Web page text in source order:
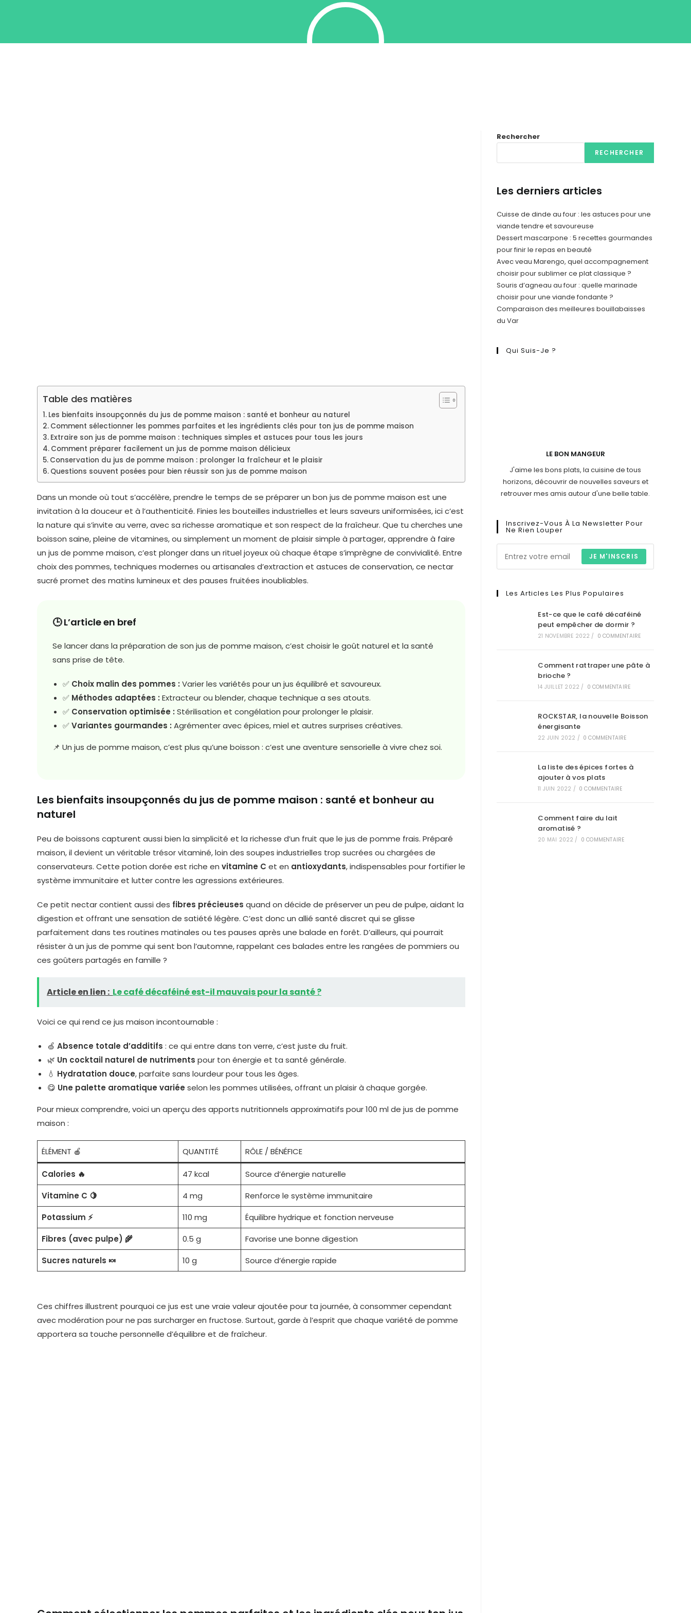
Table des matières
Les bienfaits insoupçonnés du jus de pomme maison : santé et bonheur au naturel
Comment sélectionner les pommes parfaites et les ingrédients clés pour ton jus de pomme maison
Extraire son jus de pomme maison : techniques simples et astuces pour tous les jours
Comment préparer facilement un jus de pomme maison délicieux
Conservation du jus de pomme maison : prolonger la fraîcheur et le plaisir
Questions souvent posées pour bien réussir son jus de pomme maison
Dans un monde où tout s’accélère, prendre le temps de se préparer un bon jus de pomme maison est une
invitation à la douceur et à l’authenticité. Finies les bouteilles industrielles et leurs saveurs uniformisées, ici c’est
la nature qui s’invite au verre, avec sa richesse aromatique et son respect de la fraîcheur. Que tu cherches une
boisson saine, pleine de vitamines, ou simplement un moment de plaisir simple à partager, apprendre à faire
un jus de pomme maison, c’est plonger dans un rituel joyeux où chaque étape s’imprègne de convivialité. Entre
choix des pommes, techniques modernes ou artisanales d’extraction et astuces de conservation, ce nectar
sucré promet des matins lumineux et des pauses fruitées inoubliables.
🕒 L’article en bref
Se lancer dans la préparation de son jus de pomme maison, c’est choisir le goût naturel et la santé
sans prise de tête.
✅ Choix malin des pommes : Varier les variétés pour un jus équilibré et savoureux.
✅ Méthodes adaptées : Extracteur ou blender, chaque technique a ses atouts.
✅ Conservation optimisée : Stérilisation et congélation pour prolonger le plaisir.
✅Variantes gourmandes : Agrémenter avec épices, miel et autres surprises créatives.
📌 Un jus de pomme maison, c’est plus qu’une boisson : c’est une aventure sensorielle à vivre chez soi.
Les bienfaits insoupçonnés du jus de pomme maison : santé et bonheur au
naturel
Peu de boissons capturent aussi bien la simplicité et la richesse d’un fruit que le jus de pomme frais. Préparé
maison, il devient un véritable trésor vitaminé, loin des soupes industrielles trop sucrées ou chargées de
conservateurs. Cette potion dorée est riche en vitamine C et en antioxydants, indispensables pour fortifier le
système immunitaire et lutter contre les agressions extérieures.
Ce petit nectar contient aussi des fibres précieuses quand on décide de préserver un peu de pulpe, aidant la
digestion et offrant une sensation de satiété légère. C’est donc un allié santé discret qui se glisse
parfaitement dans tes routines matinales ou tes pauses après une balade en forêt. D’ailleurs, qui pourrait
résister à un jus de pomme qui sent bon l’automne, rappelant ces balades entre les rangées de pommiers ou
ces goûters partagés en famille ?
Article en lien : Le café décaféiné est-il mauvais pour la santé ?
Voici ce qui rend ce jus maison incontournable :
🍏 Absence totale d’additifs : ce qui entre dans ton verre, c’est juste du fruit.
🌿 Un cocktail naturel de nutriments pour ton énergie et ta santé générale.
💧 Hydratation douce, parfaite sans lourdeur pour tous les âges.
😋 Une palette aromatique variée selon les pommes utilisées, offrant un plaisir à chaque gorgée.
Pour mieux comprendre, voici un aperçu des apports nutritionnels approximatifs pour 100 ml de jus de pomme
maison :
ÉLÉMENT 🍎 QUANTITÉ RÔLE / BÉNÉFICE
Calories 🔥 47 kcal
Source d’énergie naturelle
Vitamine C 🍋
4 mg
Renforce le système immunitaire
Potassium ⚡
110 mg
Équilibre hydrique et fonction nerveuse
Fibres (avec pulpe) 🌾
0.5 g
Favorise une bonne digestion
Sucres naturels 🍬
10 g Source d’énergie rapide
Ces chiffres illustrent pourquoi ce jus est une vraie valeur ajoutée pour ta journée, à consommer cependant
avec modération pour ne pas surcharger en fructose. Surtout, garde à l’esprit que chaque variété de pomme
apportera sa touche personnelle d’équilibre et de fraîcheur.
Rechercher
RECHERCHER
Les derniers articles
Cuisse de dinde au four : les astuces pour une
viande tendre et savoureuse
Dessert mascarpone : 5 recettes gourmandes
pour finir le repas en beauté
Avec veau Marengo, quel accompagnement
choisir pour sublimer ce plat classique ?
Souris d’agneau au four : quelle marinade
choisir pour une viande fondante ?
Comparaison des meilleures bouillabaisses
du Var
Qui Suis-Je ?
LE BON MANGEUR
J'aime les bons plats, la cuisine de tous
horizons, découvrir de nouvelles saveurs et
retrouver mes amis autour d'une belle table.
Inscrivez-Vous À La Newsletter Pour
Ne Rien Louper
JE M'INSCRIS
Les Articles Les Plus Populaires
Est-ce que le café décaféiné
peut empêcher de dormir ?
21 NOVEMBRE 2022 / 0 COMMENTAIRE
Comment rattraper une pâte à
brioche ?
14 JUILLET 2022 / 0 COMMENTAIRE
ROCKSTAR, la nouvelle Boisson
énergisante
22 JUIN 2022 / 0 COMMENTAIRE
La liste des épices fortes à
ajouter à vos plats
11 JUIN 2022 / 0 COMMENTAIRE
Comment faire du lait
aromatisé ?
20 MAI 2022 / 0 COMMENTAIRE